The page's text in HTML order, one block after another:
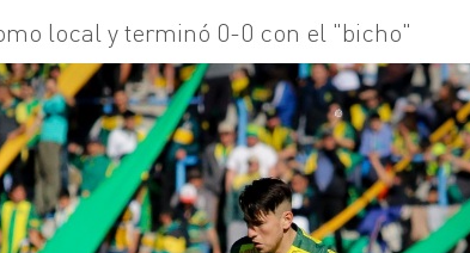
local y terminó 0-0 con el "bicho"